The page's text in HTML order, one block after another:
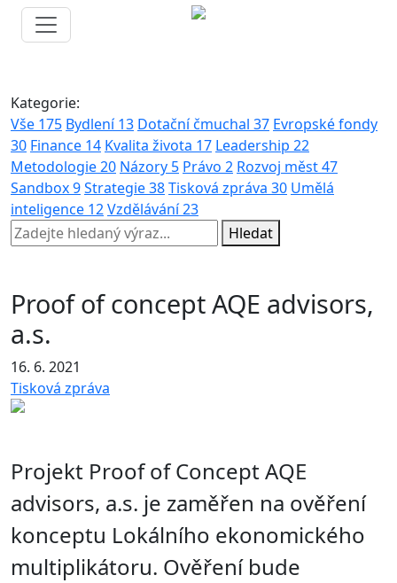
Kategorie:
Vše 175 Bydlení13 Dotační čmuchal 37 Evropské fondy
30 Finance 14 Kvalita života 17 Leadership 22
Metodologie20 Názory 5 Právo 2 Rozvoj měst47
Sandbox9Strategie38Tisková zpráva 30 Umělá
inteligence 12Vzdělávání23
Hledat
Proof of concept AQE advisors,
a.s.
16. 6. 2021
Tisková zpráva
Projekt Proof of Concept AQE
advisors, a.s. je zaměřen na ověření
konceptu Lokálního ekonomického
multiplikátoru. Ověření bude